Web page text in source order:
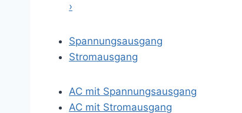
›
Spannungsausgang
Stromausgang
AC mit Spannungsausgang
AC mit Stromausgang